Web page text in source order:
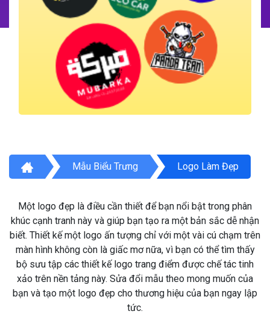
Mẫu Biểu Trưng Logo Làm Đẹp
Một logo đẹp là điều cần thiết để bạn nổi bật trong phân
khúc cạnh tranh này và giúp bạn tạo ra một bản sắc dễ nhận
biết. Thiết kế một logo ấn tượng chỉ với một vài cú chạm trên
màn hình không còn là giấc mơ nữa, vì bạn có thể tìm thấy
bộ sưu tập các thiết kế logo trang điểm được chế tác tinh
xảo trên nền tảng này. Sửa đổi mẫu theo mong muốn của
bạn và tạo một logo đẹp cho thương hiệu của bạn ngay lập
tức.